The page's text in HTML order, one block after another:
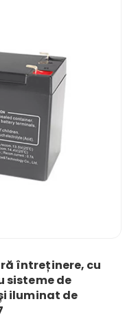
întreținere, cu
sisteme de
iluminat de